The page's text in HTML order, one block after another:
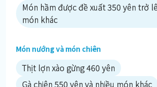
Món hầm được đề xuất 350 yên trở
món khác
Món nướng và món chiên
Thịt lợn xào gừng 460 yên
Gà chiên 550 yên và nhiều món khác